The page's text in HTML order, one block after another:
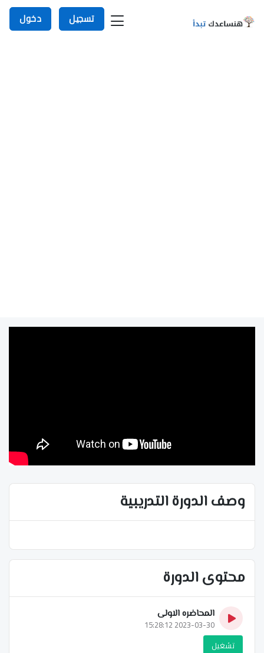
تسجيل دخول
وصف الدورة التدريبية
محتوى الدورة
المحاضره الاولى
2023-03-30 15:28:12
تشغيل